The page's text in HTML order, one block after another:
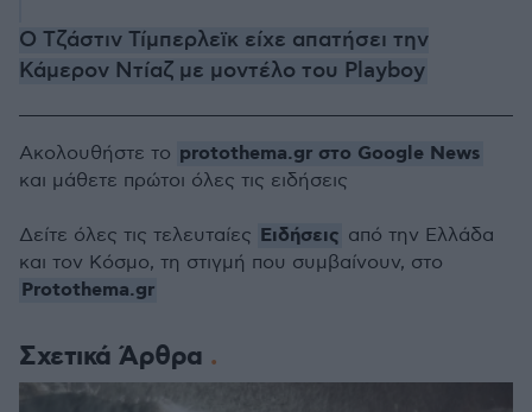
Ο Τζάστιν Τίμπερλεϊκ είχε απατήσει την
Κάμερον Ντίαζ με μοντέλο του Playboy
Σχετικά Άρθρα
Ακολουθήστε το protothema.gr στο Google News
και μάθετε πρώτοι όλες τις ειδήσεις
Δείτε όλες τις τελευταίες Ειδήσεις από την Ελλάδα
και τον Κόσμο, τη στιγμή που συμβαίνουν, στο
Protothema.gr